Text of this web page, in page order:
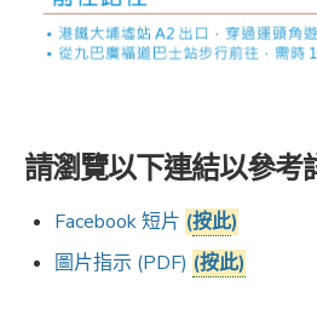
請瀏覽以下連結以參考
Facebook 短片 (按此)
圖片指示 (PDF) (按此)